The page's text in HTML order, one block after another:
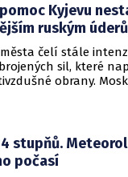
Kyjevu
ruským
čelí stále
sil, které
obrany.
dává jen pramalou
stupňů.
počasí